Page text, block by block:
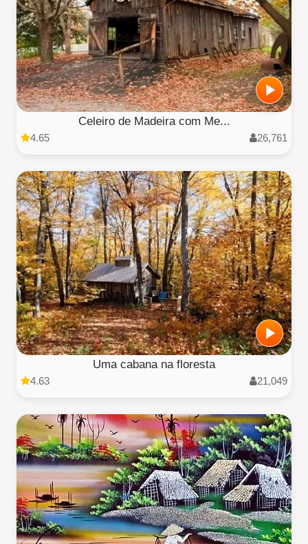
Celeiro de Madeira com Me...
4.65 26,761
Uma cabana na floresta
4.63 21,049